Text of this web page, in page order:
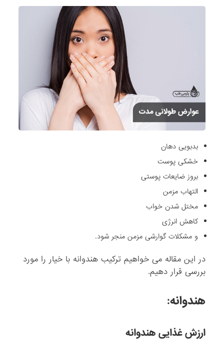
بدبویی دهان
خشکی پوست
بروز ضایعات پوستی
التهاب مزمن
مختل شدن خواب
کاهش انرژی
و مشکلات گوارشی مزمن منجر شود.
در این مقاله می خواهیم ترکیب هندوانه با خیار را مورد
بررسی قرار دهیم.
هندوانه:
ارزش غذایی هندوانه